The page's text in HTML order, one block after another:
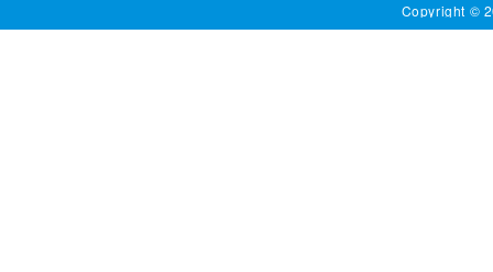
Copyright ©